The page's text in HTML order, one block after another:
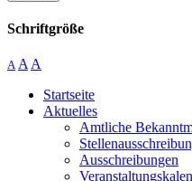
Schriftgröße
A A A
Startseite
Aktuelles
Amtliche
Ausschreibungen